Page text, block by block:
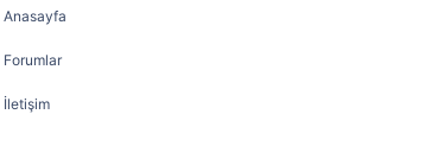
Anasayfa
Forumlar
İletişim